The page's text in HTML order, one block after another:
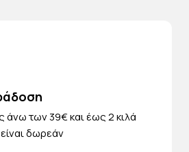
άνω των 39€ και έως 2 κιλά
δωρεάν